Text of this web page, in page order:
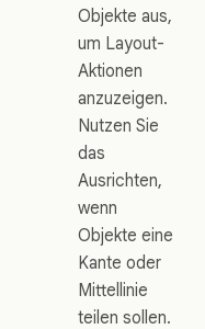
Objekte aus,
um Layout-
Aktionen
anzuzeigen.
Nutzen Sie
das
Ausrichten,
wenn
Objekte eine
Kante oder
Mittellinie
teilen sollen.